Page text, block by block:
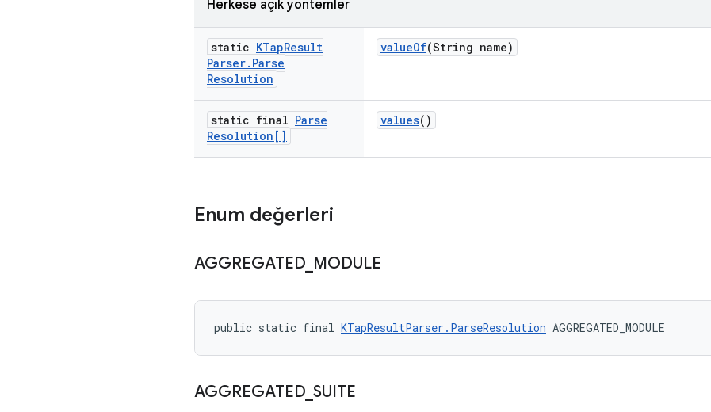
Herkese açık yöntemler
static KTapResult
Parser. Parse
Resolution
valueOf(String name)
static final Parse
Resolution[]
values()
Enum değerleri
AGGREGATED MODULE
public static final KTapResultParser.ParseResolution AGGREGATED_MODULE
AGGREGATED SUITE